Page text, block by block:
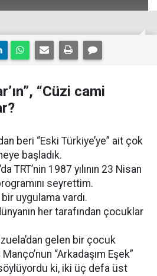
“Cüzi cami
beri “Eski Türkiye’ye” ait çok
başladık.
TRT’nin 1987 yılının 23 Nisan
seyrettim.
uygulama vardı.
her tarafından çocuklar
gelen bir çocuk
“Arkadaşım Eşek”
söylüyordu ki, iki üç defa üst